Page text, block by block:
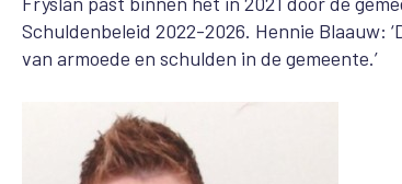
Schuldenbeleid 2022-2026. Hennie Blaauw:
van armoede en schulden in de gemeente.’